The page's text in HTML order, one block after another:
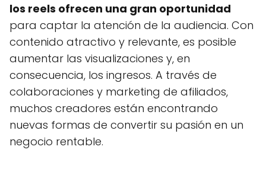
los reels ofrecen una gran oportunidad
para captar la atención de la audiencia. Con
contenido atractivo y relevante, es posible
aumentar las visualizaciones y, en
consecuencia, los ingresos. A través de
colaboraciones y marketing de afiliados,
muchos creadores están encontrando
nuevas formas de convertir su pasión en un
negocio rentable.